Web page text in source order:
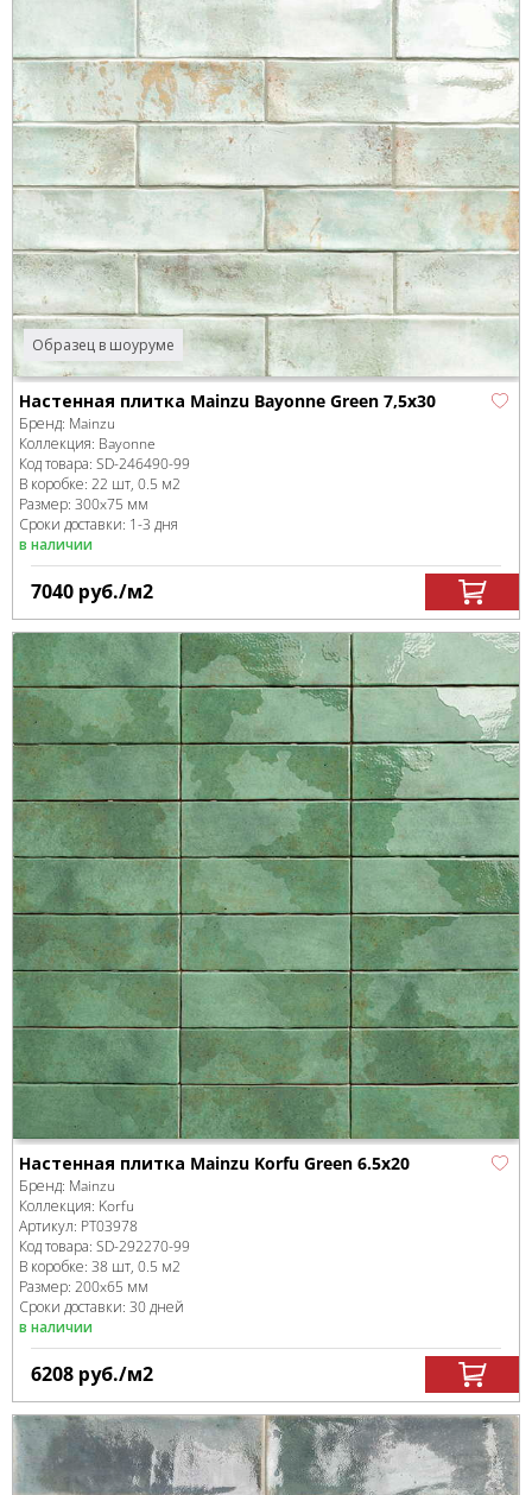
Образец в шоуруме
Настенная плитка Mainzu Bayonne Green 7,5x30
Бренд: Mainzu
Коллекция: Bayonne
Код товара: SD-246490-99
В коробке: 22 шт, 0.5 м2
Размер: 300x75 мм
Сроки доставки: 1-3 дня
в наличии
7040 руб./м2
Настенная плитка Mainzu Korfu Green 6.5x20
Бренд: Mainzu
Коллекция: Korfu
Артикул: PT03978
Код товара: SD-292270-99
В коробке: 38 шт, 0.5 м2
Размер: 200x65 мм
Сроки доставки: 30 дней
в наличии
6208 руб./м2